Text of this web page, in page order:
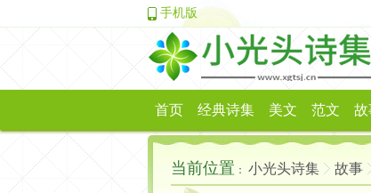
手机版
首页 经典诗集 美文 范文 故
当前位置 ： 小光头诗集 故事